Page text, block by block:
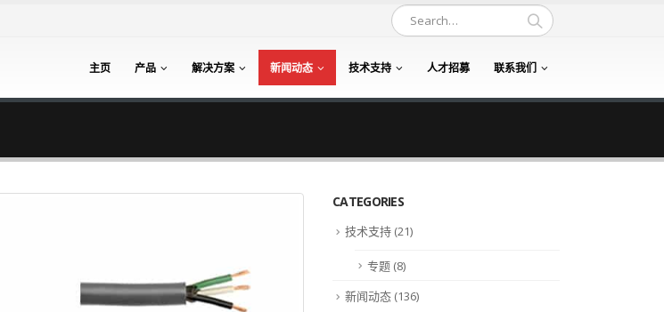
主页 产品 解决方案 新闻动态 技术支持 人才招募 联系我们
CATEGORIES
技术支持 (21)
专题 (8)
新闻动态 (136)